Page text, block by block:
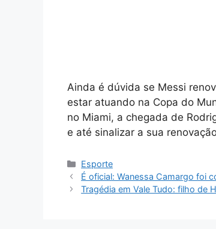
Ainda é dúvida se Messi
estar atuando na Copa do
no Miami, a chegada de
e até sinalizar a sua
Categorias
Esporte
É oficial: Wanessa Camargo foi
Tragédia em Vale Tudo: filho de